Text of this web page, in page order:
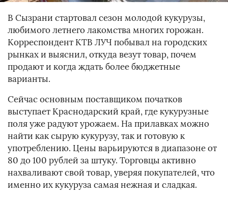
В Сызрани стартовал сезон молодой кукурузы,
любимого летнего лакомства многих горожан.
Корреспондент КТВ ЛУЧ побывал на городских
рынках и выяснил, откуда везут товар, почем
продают и когда ждать более бюджетные
варианты.
Сейчас основным поставщиком початков
выступает Краснодарский край, где кукурузные
поля уже радуют урожаем. На прилавках можно
найти как сырую кукурузу, так и готовую к
употреблению. Цены варьируются в диапазоне от
80 до 100 рублей за штуку. Торговцы активно
нахваливают свой товар, уверяя покупателей, что
именно их кукуруза самая нежная и сладкая.